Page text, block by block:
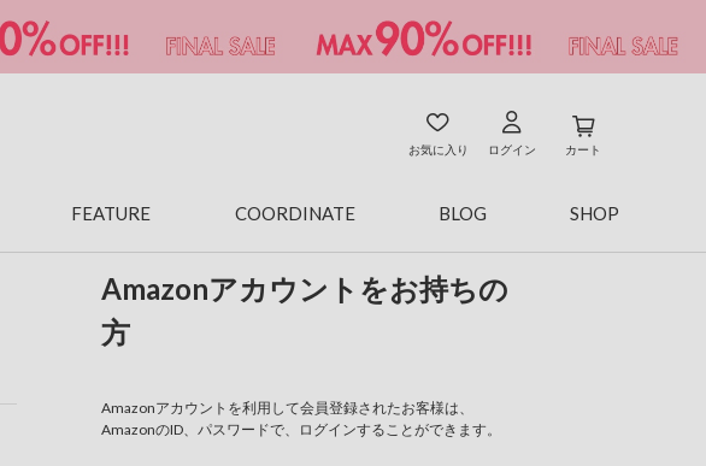
お気に入り ログイン カート
FEATURE COORDINATE BLOG SHOP
Amazonアカウントをお持ちの
方
Amazonアカウントを利用して会員登録されたお客様は、
AmazonのID、パスワードで、ログインすることができます。